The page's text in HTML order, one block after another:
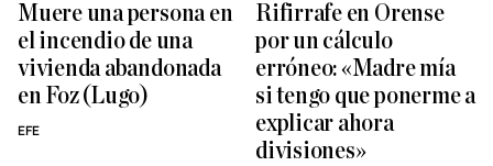
Muere una persona en
el incendio de una
vivienda abandonada
en Foz (Lugo)
EFE
Rifirrafe en Orense
por un cálculo
erróneo: «Madre mía
si tengo que ponerme a
explicar ahora
divisiones»